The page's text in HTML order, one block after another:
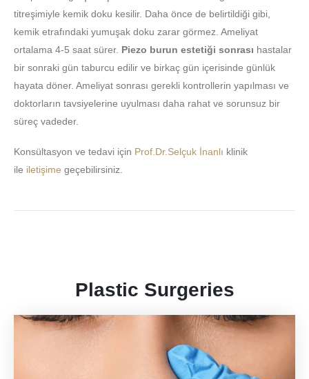
titreşimiyle kemik doku kesilir. Daha önce de belirtildiği gibi,
kemik etrafındaki yumuşak doku zarar görmez. Ameliyat
ortalama 4-5 saat sürer. Piezo burun estetiği sonrası hastalar
bir sonraki gün taburcu edilir ve birkaç gün içerisinde günlük
hayata döner. Ameliyat sonrası gerekli kontrollerin yapılması ve
doktorların tavsiyelerine uyulması daha rahat ve sorunsuz bir
süreç vadeder.
Konsültasyon ve tedavi için Prof.Dr.Selçuk İnanlı klinik
ile iletişime geçebilirsiniz.
Plastic Surgeries